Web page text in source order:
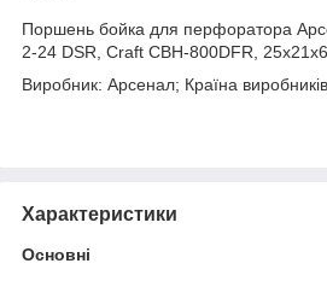
Поршень бойка для перфоратора
2-24 DSR, Craft CBH-800DFR,
Виробник: Арсенал; Країна
Характеристики
Основні